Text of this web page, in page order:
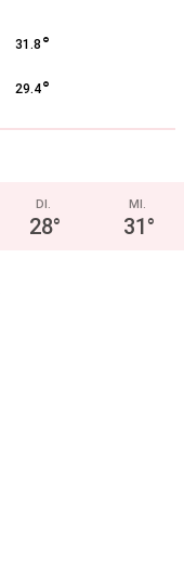
31.8 °
29.4°
DI.
28°
MI.
31°